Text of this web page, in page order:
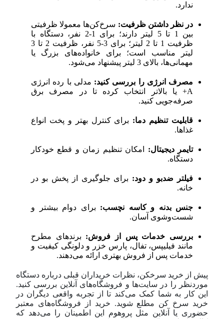
ندارد.
در نظر داشتن ظرفیت: سرخ‌کن‌ها معمولا ظرفیتی
بین 1 تا 5 لیتر دارند؛ برای 1-2 نفر، دستگاه با
ظرفیت 1 تا 2 لیتر؛ برای 3-5 نفر، ظرفیت 2 تا 3
لیتر مناسب است؛ برای خانواده‌های بزرگ یا
مهمانی‌ها، بالای 3 لیتر پیشنهاد می‌شود.
مصرف انرژی را بررسی کنید: مدلی با رده انرژی
A+ یا بالاتر انتخاب کرده تا در مصرف برق
صرفه‌جویی کنید.
قابلیت تنظیم دما: برای کنترل بهتر و پخت انواع
غذاها.
تایمر دیجیتال:
امکان تنظیم زمان و قطع خودکار
دستگاه.
فیلتر ضدبو و دود: برای جلوگیری از پخش بو در
خانه.
جنس بدنه و کاسه نچسب: برای دوام بیشتر و
شست‌وشوی آسان.
بررسی خدمات پس از فروش: برندهای مطرح
مانند فیلیپس، تفال، پارس خزر و دلونگی کیفیت و
خدمات پس از فروش بهتری ارائه می‌دهند.
پیش از خرید سرخکن، نظرات خریداران قبلی درباره دستگاه
موردنظر را در سایت‌ها و فروشگاه‌های آنلاین بررسی کنید.
این کار به شما کمک می‌کند تا از تجربه واقعی دیگران در
خرید سرخ کن مطلع شوید. خرید از فروشگاه‌های معتبر
حضوری یا آنلاین مثل پروهوم این اطمینان را می‌دهد که